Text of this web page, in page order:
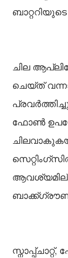
ചില
ചെയ്ത്
ഫോൺ